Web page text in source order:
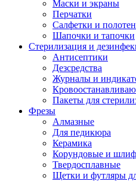
Маски и экраны
Перчатки
Салфетки и
Шапочки и тапочки
Стерилизация и
Антисептики
Дезсредства
Журналы и
Пакеты для
Фрезы
Алмазные
Для педикюра
Керамика
Корундовые и
Твердосплавные
Щетки и футляры